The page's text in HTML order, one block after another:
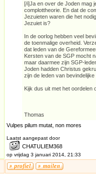
[/i]Ja en over de Joden mag
complottheorie. En dat de
Jezuieten waren die het
Jezuiet is?
In de oorlog hebben veel
de toenmalige overheid.
dat leden van de
Kersten van de SGP mocht
maar daarmee zijn SGP-
Joden hadden Christus
zijn de leden van
Kijk dus uit met het oordelen
Thomas
Vulpes pilum mutat, non mores
Laatst aangepast door
CHATULIEM368
op vrijdag 3 januari 2014, 21:33